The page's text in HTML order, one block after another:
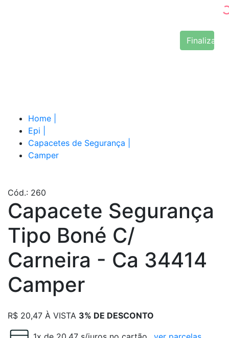
Finalizar
Home
Epi
Capacetes de Segurança
Camper
Cód.: 260
Capacete Segurança
Tipo Boné C/
Carneira - Ca 34414
Camper
R$ 20,47 À VISTA 3% DE DESCONTO